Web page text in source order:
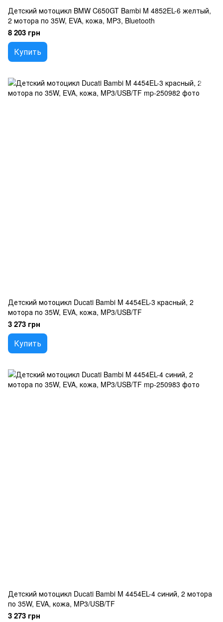
Детский мотоцикл BMW C650GT Bambi M 4852EL-6 желтый,
2 мотора по 35W, EVA, кожа, MP3, Bluetooth
8 203 грн
Купить
Детский мотоцикл Ducati Bambi M 4454EL-3 красный, 2
мотора по 35W, EVA, кожа, MP3/USB/TF
3 273 грн
Купить
Детский мотоцикл Ducati Bambi M 4454EL-4 синий, 2 мотора
по 35W, EVA, кожа, MP3/USB/TF
3 273 грн